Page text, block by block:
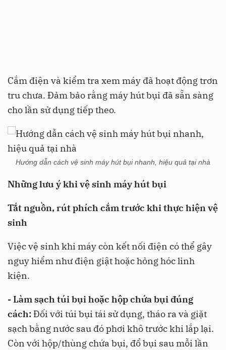
Cắm điện và kiểm tra xem máy đã hoạt động trơn
tru chưa. Đảm bảo rằng máy hút bụi đã sẵn sàng
cho lần sử dụng tiếp theo.
Hướng dẫn cách vệ sinh máy hút bụi nhanh, hiệu quả tại nhà
Những lưu ý khi vệ sinh máy hút bụi
Tắt nguồn, rút phích cắm trước khi thực hiện vệ
sinh
Việc vệ sinh khi máy còn kết nối điện có thể gây
nguy hiểm như điện giật hoặc hỏng hóc linh
kiện.
- Làm sạch túi bụi hoặc hộp chứa bụi đúng
cách:Đối với túi bụi tái sử dụng, tháo ra và giặt
sạch bằng nước sau đó phơi khô trước khi lắp lại.
Còn với hộp/thùng chứa bụi, đổ bụi sau mỗi lần